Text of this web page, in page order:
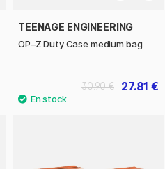
TEENAGE ENGINEERING
OP–Z Duty Case medium bag
27.81 €
30.90 €